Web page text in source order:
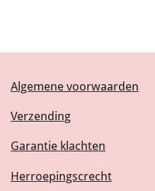
Algemene voorwaarden
Verzending
Garantie klachten
Herroepingscrecht